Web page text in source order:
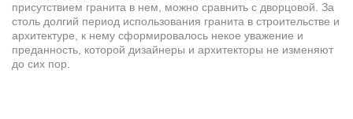
присутствием гранита в нем, можно сравнить с дворцовой. За
столь долгий период использования гранита в строительстве и
архитектуре, к нему сформировалось некое уважение и
преданность, которой дизайнеры и архитекторы не изменяют
до сих пор.